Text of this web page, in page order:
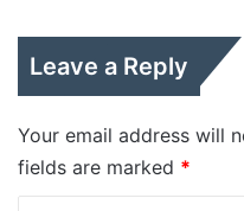
Leave a Reply
Your email address will
fields are marked *